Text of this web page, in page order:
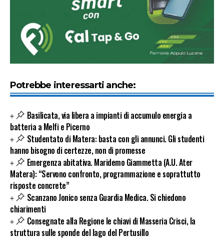
Potrebbe interessarti anche:
Basilicata, via libera a impianti di accumulo energia a
batteria a Melfi e Picerno
Studentato di Matera: basta con gli annunci. Gli studenti
hanno bisogno di certezze, non di promesse
Emergenza abitativa. Maridemo Giammetta (A.U. Ater
Matera): “Servono confronto, programmazione e soprattutto
risposte concrete”
Scanzano Jonico senza Guardia Medica. Si chiedono
chiarimenti
Consegnate alla Regione le chiavi di Masseria Crisci, la
struttura sulle sponde del lago del Pertusillo